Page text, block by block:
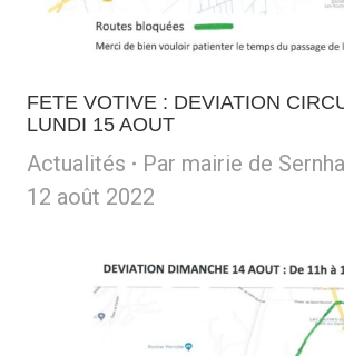
FETE VOTIVE : DEVIATION
LUNDI 15 AOUT
Actualités Par mairie de
12 août 2022